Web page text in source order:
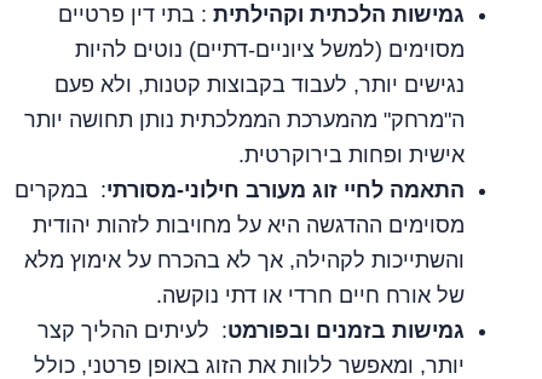
גמישות הלכתית וקהילתית : בתי דין פרטיים
מסוימים (למשל ציוניים‑דתיים) נוטים להיות
נגישים יותר, לעבוד בקבוצות קטנות, ולא פעם
ה"מרחק" מהמערכת הממלכתית נותן תחושה יותר
אישית ופחות בירוקרטית.
התאמה לחיי זוג מעורב חילוני‑מסורתי: במקרים
מסוימים ההדגשה היא על מחויבות לזהות יהודית
והשתייכות לקהילה, אך לא בהכרח על אימוץ מלא
של אורח חיים חרדי או דתי נוקשה.
גמישות בזמנים ובפורמט: לעיתים ההליך קצר
יותר, ומאפשר ללוות את הזוג באופן פרטני, כולל